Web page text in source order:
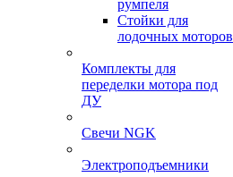
румпеля
Стойки для
лодочных моторов
Комплекты для
переделки мотора под
ДУ
Свечи NGK
Электроподъемники